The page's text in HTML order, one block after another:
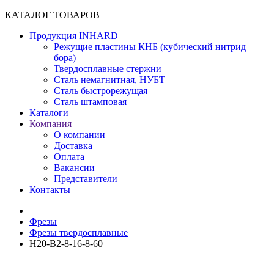
КАТАЛОГ ТОВАРОВ
Продукция INHARD
Режущие пластины КНБ (кубический нитрид
бора)
Твердосплавные стержни
Сталь немагнитная, НУБТ
Сталь быстрорежущая
Сталь штамповая
Каталоги
Компания
О компании
Доставка
Оплата
Вакансии
Представители
Контакты
Фрезы
Фрезы твердосплавные
H20-B2-8-16-8-60